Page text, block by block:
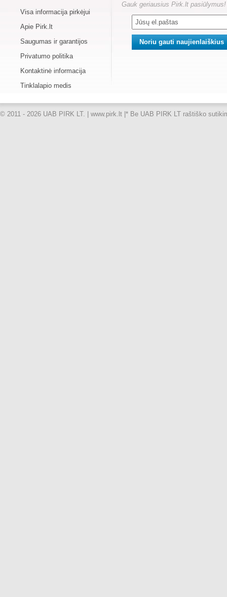
Visa informacija pirkėjui
Apie Pirk.lt
Saugumas ir garantijos
Privatumo politika
Kontaktinė informacija
Tinklalapio medis
Gauk geriausius Pirk.lt pasiūlymus!
© 2011 - 2026 UAB PIRK LT. | www.pirk.lt | * Be UAB PIRK LT raštiško